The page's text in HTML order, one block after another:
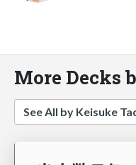
More Decks
See All by Keisuke